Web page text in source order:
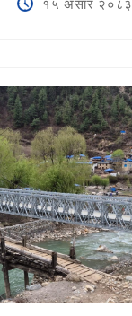
१५ असार